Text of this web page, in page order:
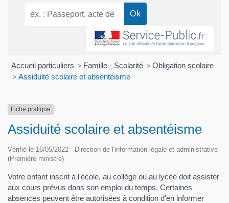
Accueil particuliers > Famille - Scolarité > Obligation scolaire
> Assiduité scolaire et absentéisme
Fiche pratique
Assiduité scolaire et absentéisme
Vérifié le 16/05/2022 - Direction de l'information légale et administrative
(Première ministre)
Votre enfant inscrit à l'école, au collège ou au lycée doit assister
aux cours prévus dans son emploi du temps. Certaines
absences peuvent être autorisées à condition d'en informer